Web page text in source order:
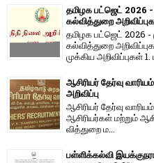
தமிழக பட்ஜெட் 2026
கல்வித்துறை
தமிழக பட்ஜெட் 2026
கல்வித்துறை
முக்கிய அறிவிப்புகள்
ஆசிரியர் தேர்வு
அறிவிப்பு
ஆசிரியர் தேர்வு
ஆசிரியர்​கள் மற்​றும்
வித்​துறை ம...
பள்ளிக்கல்வி